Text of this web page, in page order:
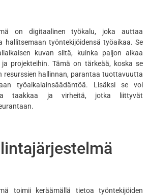
on digitaalinen työkalu, joka auttaa
hallitsemaan työntekijöidensä työaikaa. Se
kuvan siitä, kuinka paljon aikaa
projekteihin. Tämä on tärkeää, koska se
resurssien hallinnan, parantaa tuottavuutta
työaikalainsäädäntöä. Lisäksi se voi
taakkaa ja virheitä, jotka liittyvät
toimii keräämällä tietoa työntekijöiden